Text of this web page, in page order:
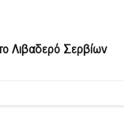
Λιβαδερό Σερβίων